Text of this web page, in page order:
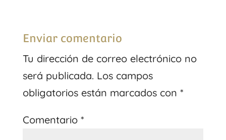
Enviar comentario
Tu dirección de correo electrónico no
será publicada. Los campos
obligatorios están marcados con *
Comentario *